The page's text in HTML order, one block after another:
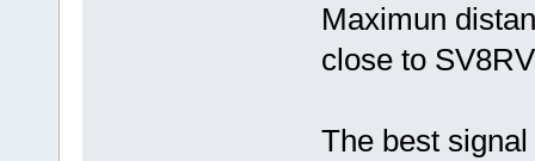
Maximun
close to
The best